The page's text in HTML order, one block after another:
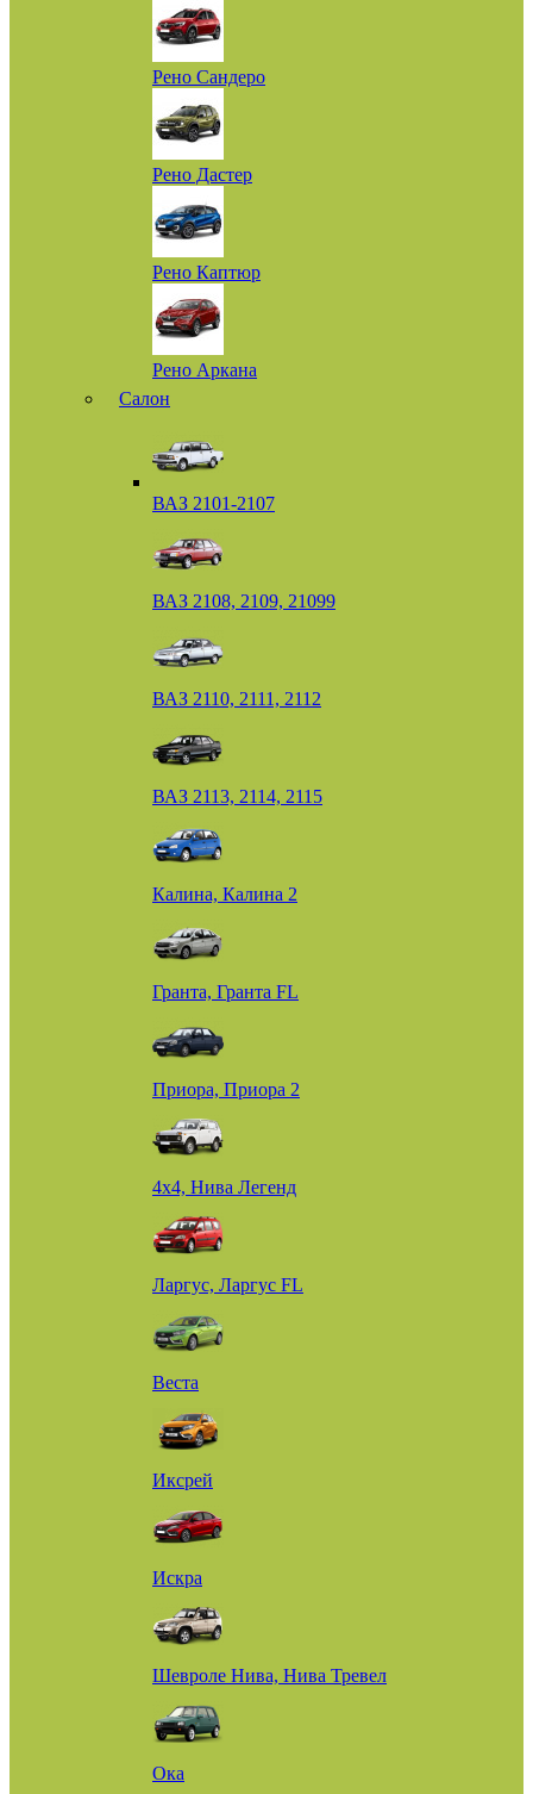
Рено Сандеро
Рено Дастер
Рено Каптюр
Рено Аркана
Салон
ВАЗ 2101-2107
ВАЗ 2108, 2109, 21099
ВАЗ 2110, 2111, 2112
ВАЗ 2113, 2114, 2115
Калина, Калина 2
Гранта, Гранта FL
Приора, Приора 2
4х4, Нива Легенд
Ларгус, Ларгус FL
Веста
Иксрей
Искра
Шевроле Нива, Нива Тревел
Ока